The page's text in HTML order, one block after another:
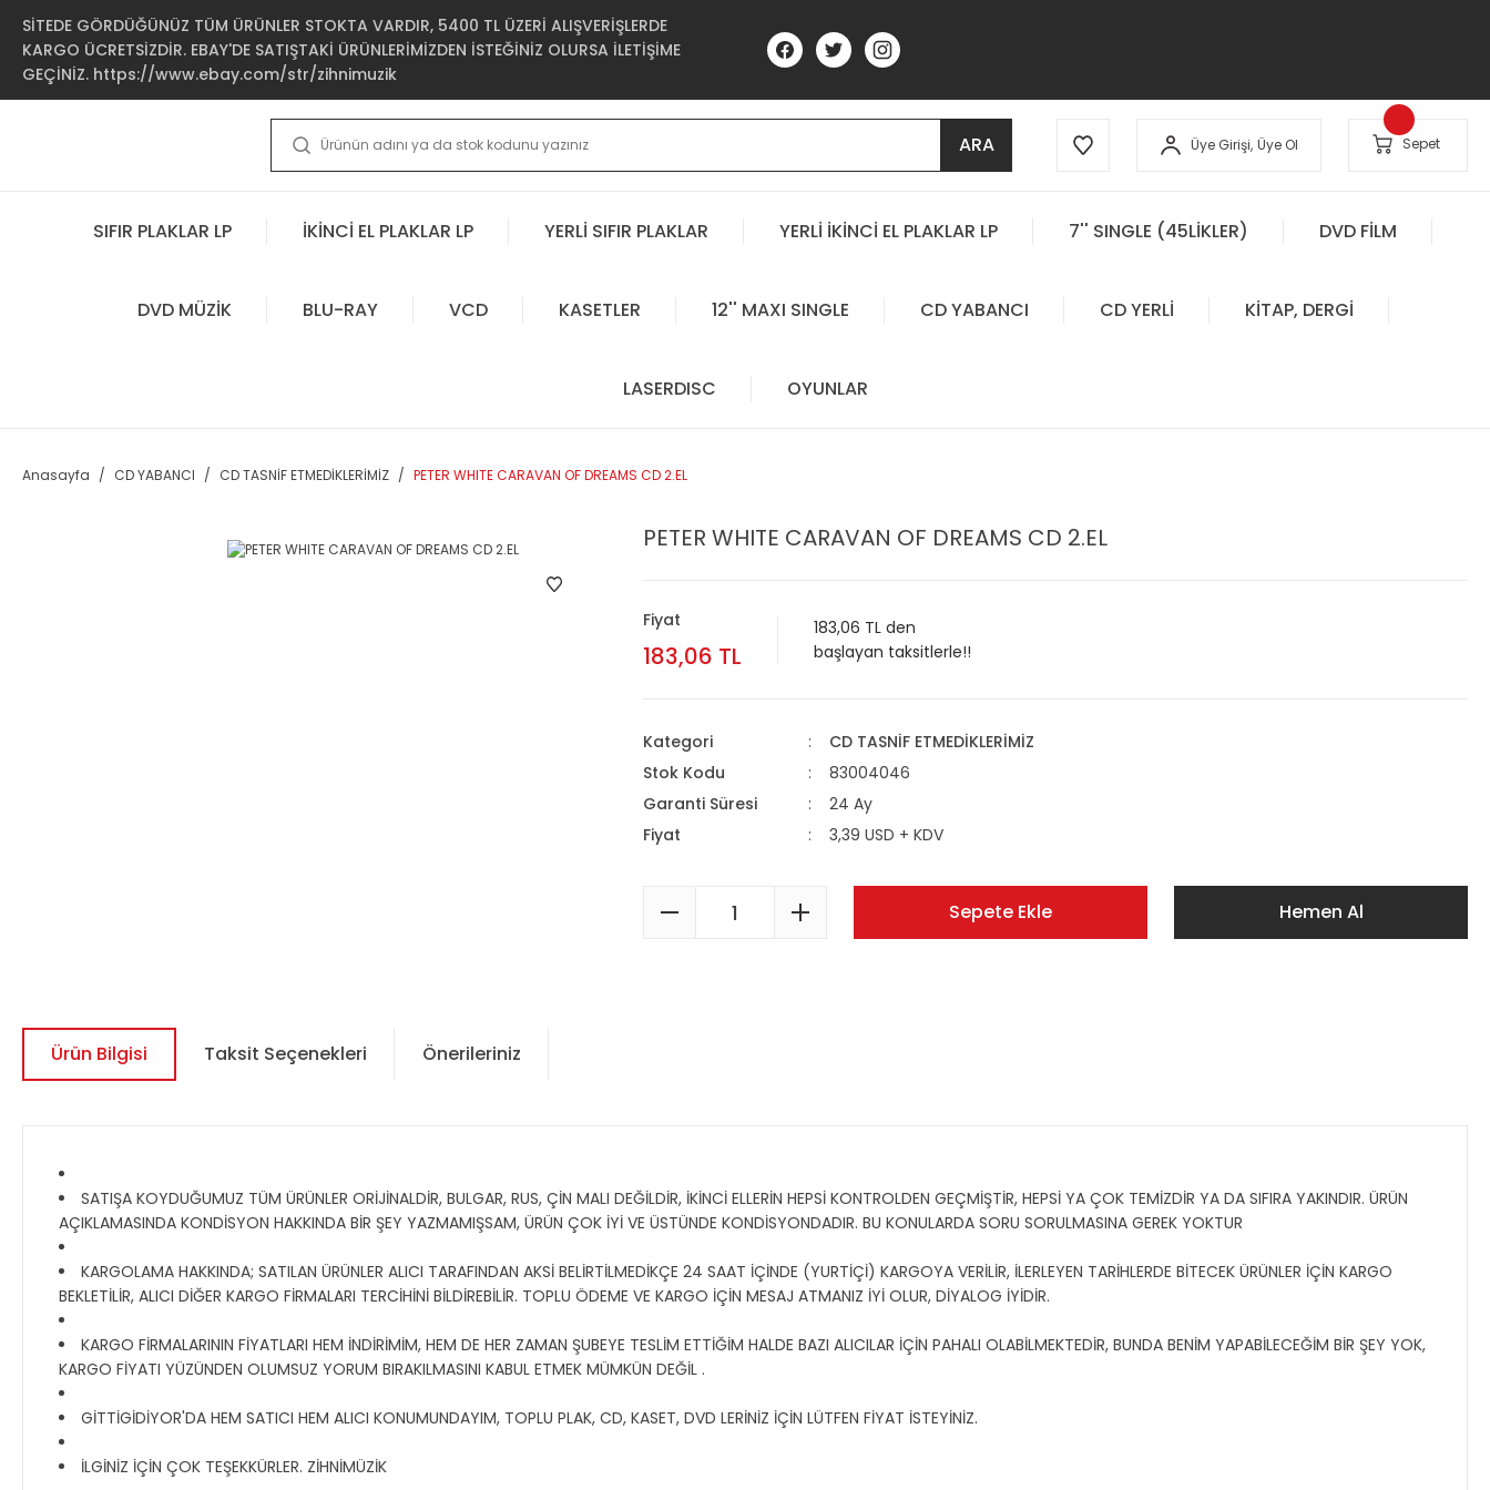
SİTEDE GÖRDÜĞÜNÜZ TÜM ÜRÜNLER STOKTA VARDIR, 5400 TL ÜZERİ ALIŞVERİŞLERDE
KARGO ÜCRETSİZDİR. EBAY'DE SATIŞTAKİ ÜRÜNLERİMİZDEN İSTEĞİNİZ OLURSA İLETİŞİME
GEÇİNİZ. https://www.ebay.com/str/zihnimuzik
ARA Üye Girişi, Üye Ol Sepet
SIFIR PLAKLAR LP İKİNCİ EL PLAKLAR LP YERLİ SIFIR PLAKLAR YERLİ İKİNCİ EL PLAKLAR LP 7'' SINGLE (45LİKLER) DVD FİLM
DVD MÜZİK BLU-RAY VCD KASETLER 12'' MAXI SINGLE CD YABANCI CD YERLİ KİTAP, DERGİ
LASERDISC OYUNLAR
Anasayfa CD YABANCI CD TASNİF ETMEDİKLERİMİZ PETER WHITE CARAVAN OF DREAMS CD 2.EL
PETER WHITE CARAVAN OF DREAMS CD 2.EL
Fiyat
183,06 TL
183,06 TL den
başlayan taksitlerle!!
Kategori
CD TASNİF ETMEDİKLERİMİZ
Stok Kodu
83004046
Garanti Süresi
24 Ay
Fiyat
3,39 USD + KDV
Sepete Ekle Hemen Al
Ürün Bilgisi Taksit Seçenekleri Önerileriniz
SATIŞA KOYDUĞUMUZ TÜM ÜRÜNLER ORİJİNALDİR, BULGAR, RUS, ÇİN MALI DEĞİLDİR, İKİNCİ ELLERİN HEPSİ KONTROLDEN GEÇMİŞTİR, HEPSİ YA ÇOK TEMİZDİR YA DA SIFIRA YAKINDIR. ÜRÜN
AÇIKLAMASINDA KONDİSYON HAKKINDA BİR ŞEY YAZMAMIŞSAM, ÜRÜN ÇOK İYİ VE ÜSTÜNDE KONDİSYONDADIR. BU KONULARDA SORU SORULMASINA GEREK YOKTUR
KARGOLAMA HAKKINDA; SATILAN ÜRÜNLER ALICI TARAFINDAN AKSİ BELİRTİLMEDİKÇE 24 SAAT İÇİNDE (YURTİÇİ) KARGOYA VERİLİR, İLERLEYEN TARİHLERDE BİTECEK ÜRÜNLER İÇİN KARGO
BEKLETİLİR, ALICI DİĞER KARGO FİRMALARI TERCİHİNİ BİLDİREBİLİR. TOPLU ÖDEME VE KARGO İÇİN MESAJ ATMANIZ İYİ OLUR, DİYALOG İYİDİR.
KARGO FİRMALARININ FİYATLARI HEM İNDİRİMİM, HEM DE HER ZAMAN ŞUBEYE TESLİM ETTİĞİM HALDE BAZI ALICILAR İÇİN PAHALI OLABİLMEKTEDİR, BUNDA BENİM YAPABİLECEĞİM BİR ŞEY YOK,
KARGO FİYATI YÜZÜNDEN OLUMSUZ YORUM BIRAKILMASINI KABUL ETMEK MÜMKÜN DEĞİL .
GİTTİGİDİYOR'DA HEM SATICI HEM ALICI KONUMUNDAYIM, TOPLU PLAK, CD, KASET, DVD LERİNİZ İÇİN LÜTFEN FİYAT İSTEYİNİZ.
İLGİNİZ İÇİN ÇOK TEŞEKKÜRLER. ZİHNİMÜZİK